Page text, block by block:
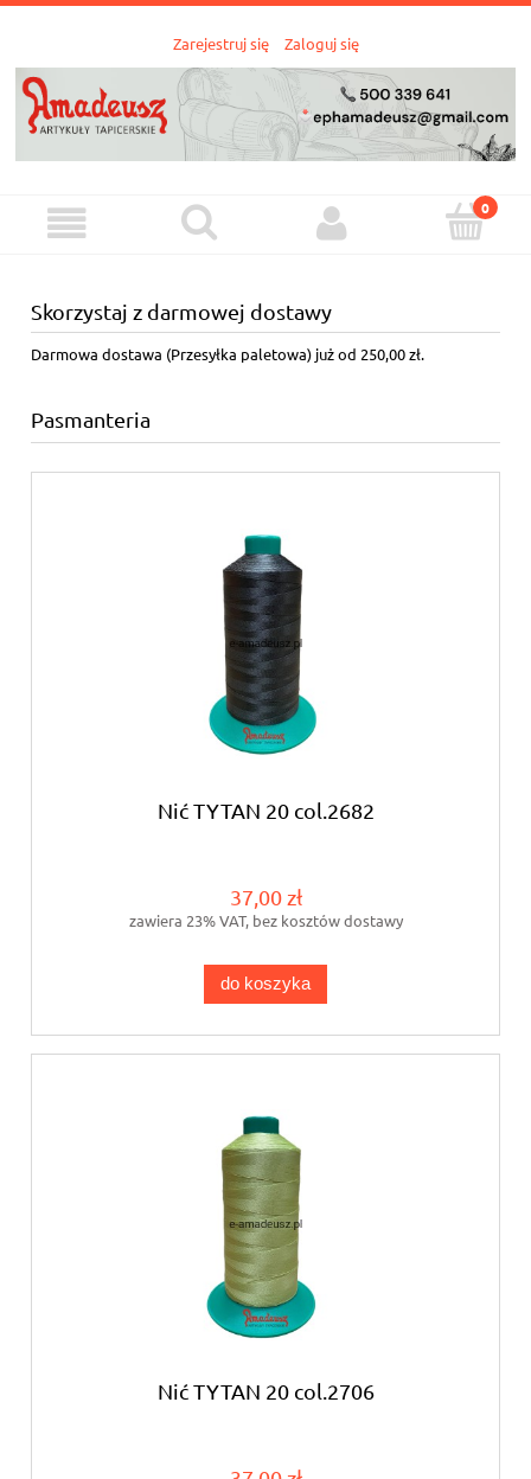
Zarejestruj się Zaloguj się
Skorzystaj z darmowej dostawy
Darmowa dostawa (Przesyłka paletowa) już od 250,00 zł.
Pasmanteria
Nić TYTAN 20 col.2682
37,00 zł
zawiera 23% VAT, bez kosztów dostawy
do koszyka
Nić TYTAN 20 col.2706